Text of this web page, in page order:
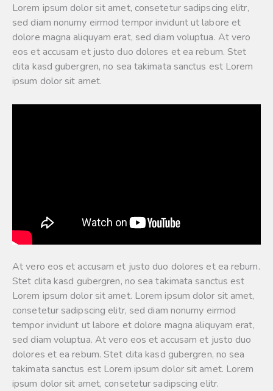
Lorem ipsum dolor sit amet, consetetur sadipscing elitr,
sed diam nonumy eirmod tempor invidunt ut labore et
dolore magna aliquyam erat, sed diam voluptua. At vero
eos et accusam et justo duo dolores et ea rebum. Stet
clita kasd gubergren, no sea takimata sanctus est Lorem
ipsum dolor sit amet.
At vero eos et accusam et justo duo dolores et ea rebum.
Stet clita kasd gubergren, no sea takimata sanctus est
Lorem ipsum dolor sit amet. Lorem ipsum dolor sit amet,
consetetur sadipscing elitr, sed diam nonumy eirmod
tempor invidunt ut labore et dolore magna aliquyam erat,
sed diam voluptua. At vero eos et accusam et justo duo
dolores et ea rebum. Stet clita kasd gubergren, no sea
takimata sanctus est Lorem ipsum dolor sit amet. Lorem
ipsum dolor sit amet, consetetur sadipscing elitr.